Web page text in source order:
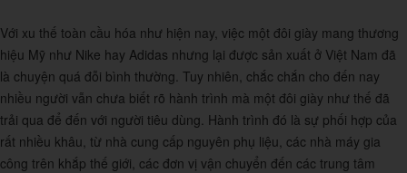
Với xu thế toàn cầu hóa như hiện nay, việc một đôi giày mang thương
hiệu Mỹ như Nike hay Adidas nhưng lại được sản xuất ở Việt Nam đã
là chuyện quá đỗi bình thường. Tuy nhiên, chắc chắn cho đến nay
nhiều người vẫn chưa biết rõ hành trình mà một đôi giày như thế đã
trải qua để đến với người tiêu dùng. Hành trình đó là sự phối hợp của
rất nhiều khâu, từ nhà cung cấp nguyên phụ liệu, các nhà máy gia
công trên khắp thế giới, các đơn vị vận chuyển đến các trung tâm